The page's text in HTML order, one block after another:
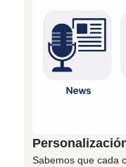
Sabemos que cada